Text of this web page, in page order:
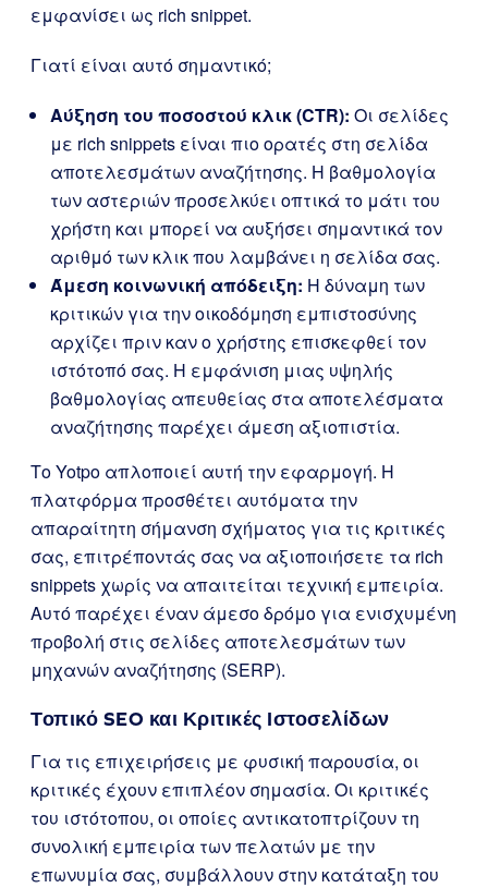
εμφανίσει ως rich snippet.
Γιατί είναι αυτό σημαντικό;
Αύξηση του ποσοστού κλικ (CTR): Οι σελίδες
με rich snippets είναι πιο ορατές στη σελίδα
αποτελεσμάτων αναζήτησης. Η βαθμολογία
των αστεριών προσελκύει οπτικά το μάτι του
χρήστη και μπορεί να αυξήσει σημαντικά τον
αριθμό των κλικ που λαμβάνει η σελίδα σας.
Άμεση κοινωνική απόδειξη: Η δύναμη των
κριτικών για την οικοδόμηση εμπιστοσύνης
αρχίζει πριν καν ο χρήστης επισκεφθεί τον
ιστότοπό σας. Η εμφάνιση μιας υψηλής
βαθμολογίας απευθείας στα αποτελέσματα
αναζήτησης παρέχει άμεση αξιοπιστία.
Το Yotpo απλοποιεί αυτή την εφαρμογή. Η
πλατφόρμα προσθέτει αυτόματα την
απαραίτητη σήμανση σχήματος για τις κριτικές
σας, επιτρέποντάς σας να αξιοποιήσετε τα rich
snippets χωρίς να απαιτείται τεχνική εμπειρία.
Αυτό παρέχει έναν άμεσο δρόμο για ενισχυμένη
προβολή στις σελίδες αποτελεσμάτων των
μηχανών αναζήτησης (SERP).
Τοπικό SEO και Κριτικές Ιστοσελίδων
Για τις επιχειρήσεις με φυσική παρουσία, οι
κριτικές έχουν επιπλέον σημασία. Οι κριτικές
του ιστότοπου, οι οποίες αντικατοπτρίζουν τη
συνολική εμπειρία των πελατών με την
επωνυμία σας, συμβάλλουν στην κατάταξη του